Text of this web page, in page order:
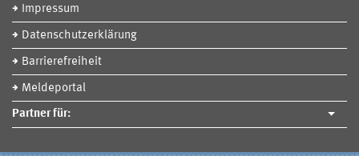
Impressum
Datenschutzerklärung
Barrierefreiheit
Meldeportal
Partner für: